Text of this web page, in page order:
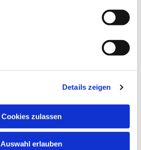
Details zeigen
Cookies zulassen
Auswahl erlauben